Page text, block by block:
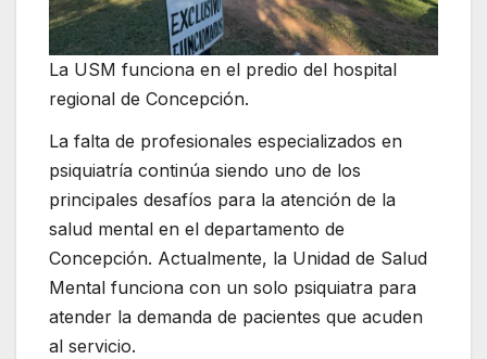
La USM funciona en el predio del hospital
regional de Concepción.
La falta de profesionales especializados en
psiquiatría continúa siendo uno de los
principales desafíos para la atención de la
salud mental en el departamento de
Concepción. Actualmente, la Unidad de Salud
Mental funciona con un solo psiquiatra para
atender la demanda de pacientes que acuden
al servicio.